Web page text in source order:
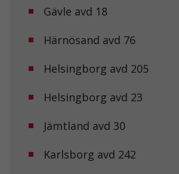
Gävle avd 18
Härnösand avd 76
Helsingborg avd 205
Helsingborg avd 23
Jämtland avd 30
Karlsborg avd 242